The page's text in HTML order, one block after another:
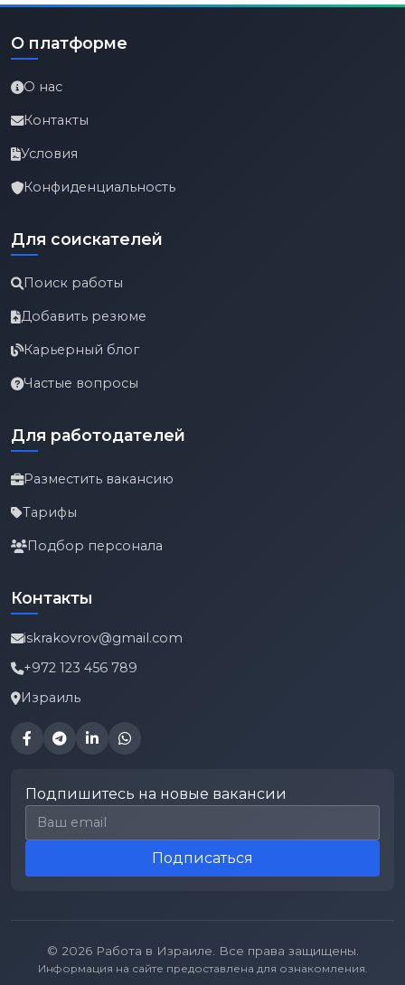
О платформе
О нас
Контакты
Условия
Конфиденциальность
Для соискателей
Поиск работы
Добавить резюме
Карьерный блог
Частые вопросы
Для работодателей
Разместить вакансию
Тарифы
Подбор персонала
Контакты
iskrakovrov@gmail.com
+972 123 456 789
Израиль
Подпишитесь на новые вакансии
Email для подписки
Подписаться
© 2026 Работа в Израиле. Все права защищены.
Информация на сайте предоставлена для ознакомления.